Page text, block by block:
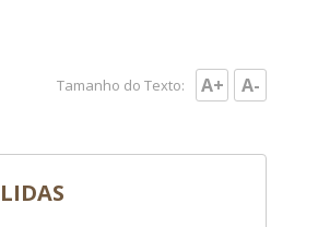
Tamanho do Texto: A+ A-
LIDAS